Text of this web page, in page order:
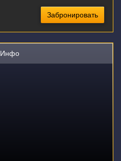
Забронировать
Инфо